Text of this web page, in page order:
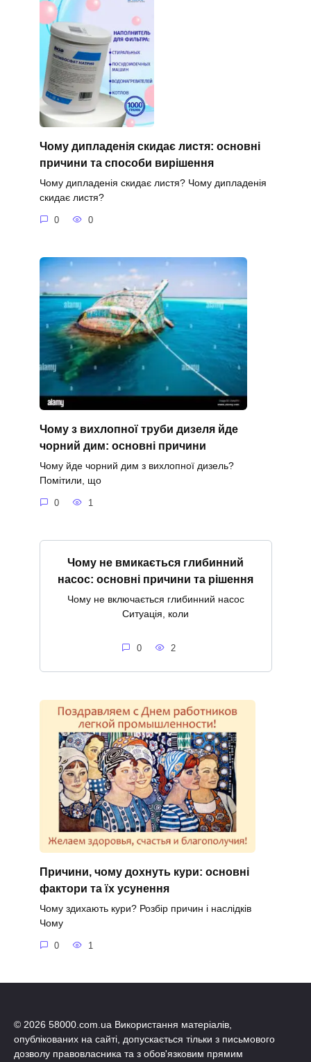
Чому дипладенія скидає листя: основні
причини та способи вирішення
Чому дипладенія скидає листя? Чому дипладенія
скидає листя?
0 0
Чому з вихлопної труби дизеля йде
чорний дим: основні причини
Чому йде чорний дим з вихлопної дизель?
Помітили, що
0 1
Чому не вмикається глибинний
насос: основні причини та рішення
Чому не включається глибинний насос
Ситуація, коли
0 2
Причини, чому дохнуть кури: основні
фактори та їх усунення
Чому здихають кури? Розбір причин і наслідків
Чому
0 1
© 2026 58000.com.ua Використання матеріалів,
опублікованих на сайті, допускається тільки з письмового
дозволу правовласника та з обов'язковим прямим